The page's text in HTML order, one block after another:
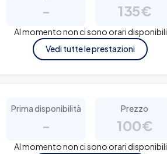
- 135€
Al momento non ci sono orari disponibili
Vedi tutte le prestazioni
Prima disponibilità
-
Prezzo
100€
Al momento non ci sono orari disponibili